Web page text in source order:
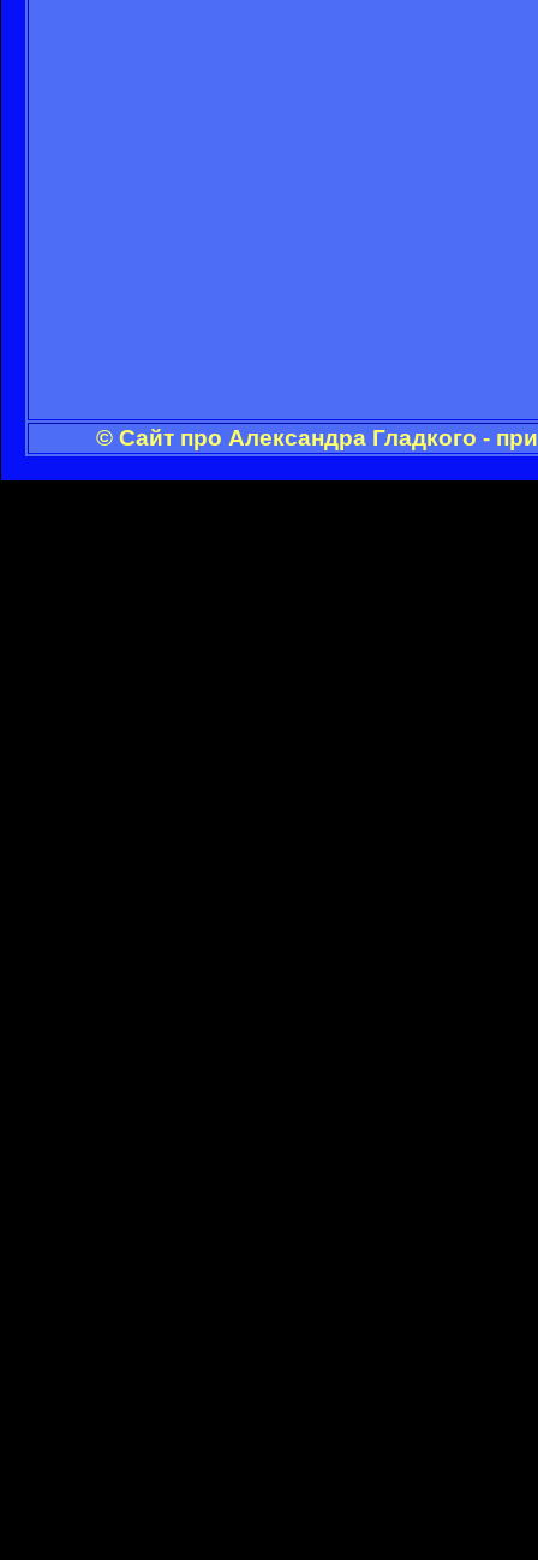
© Сайт про Александра Гладкого -